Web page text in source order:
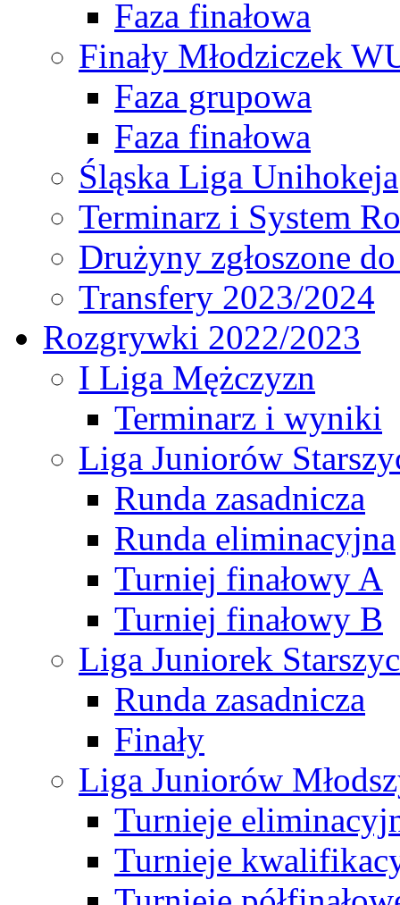
Faza finałowa
Finały Młodziczek
Faza grupowa
Faza finałowa
Śląska Liga Unihokeja
Terminarz i System
Drużyny zgłoszone
Transfery 2023/2024
Rozgrywki 2022/2023
I Liga Mężczyzn
Terminarz i wyniki
Liga Juniorów
Runda zasadnicza
Runda eliminacyjna
Turniej finałowy A
Turniej finałowy B
Liga Juniorek
Runda zasadnicza
Finały
Liga Juniorów
Turnieje
Turnieje